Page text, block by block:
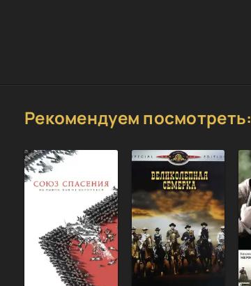
Рекомендуем посмотреть: